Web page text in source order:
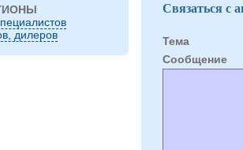
дилеров
Связаться с
Тема
Cообщение